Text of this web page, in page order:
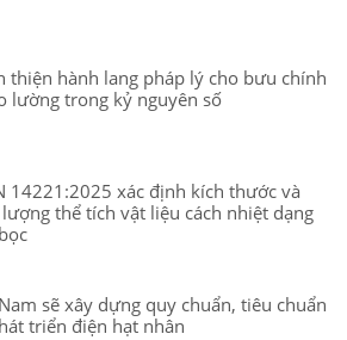
thiện hành lang pháp lý cho bưu chính
lường trong kỷ nguyên số
14221:2025 xác định kích thước và
thể tích vật liệu cách nhiệt dạng
sẽ xây dựng quy chuẩn, tiêu chuẩn
triển điện hạt nhân